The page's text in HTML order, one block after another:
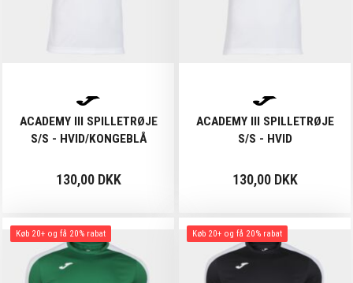
ACADEMY III SPILLETRØJE
S/S - HVID/KONGEBLÅ
130,00 DKK
ACADEMY III SPILLETRØJE
S/S - HVID
130,00 DKK
Køb 20+ og få 20% rabat Køb 20+ og få 20% rabat